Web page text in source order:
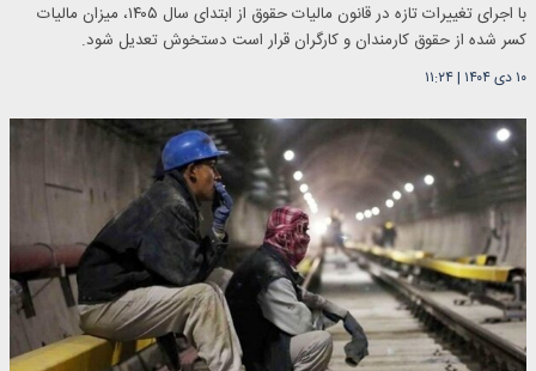
با اجرای تغییرات تازه در قانون مالیات حقوق از ابتدای سال ۱۴۰۵، میزان مالیات
کسر شده از حقوق کارمندان و کارگران قرار است دستخوش تعدیل شود.
۱۰ دی ۱۴۰۴ |۱۱:۲۴